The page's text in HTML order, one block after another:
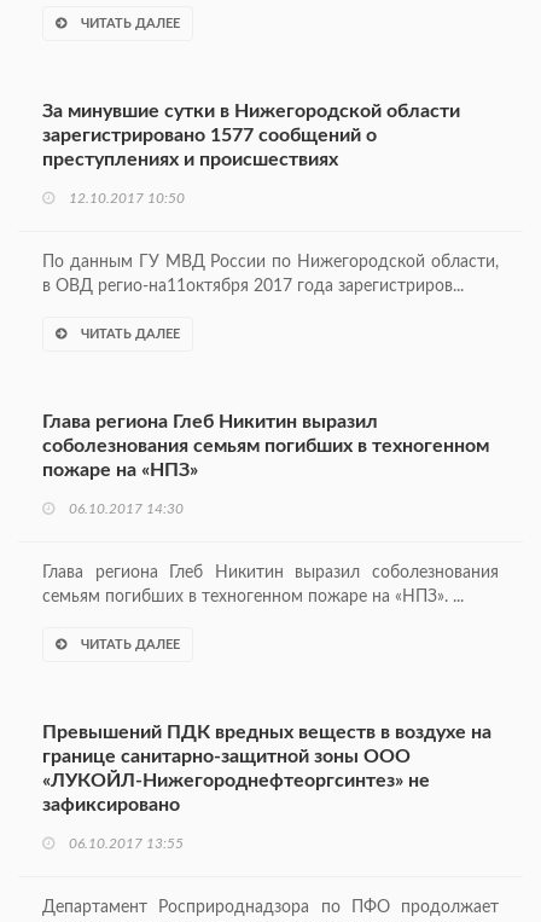
ЧИТАТЬ ДАЛЕЕ
За минувшие сутки в Нижегородской области
зарегистрировано 1577 сообщений о
преступлениях и происшествиях
12.10.2017 10:50
По данным ГУ МВД России по Нижегородской области,
в ОВД регио-на11октября 2017 года зарегистриров...
ЧИТАТЬ ДАЛЕЕ
Глава региона Глеб Никитин выразил
соболезнования семьям погибших в техногенном
пожаре на «НПЗ»
06.10.2017 14:30
Глава региона Глеб Никитин выразил соболезнования
семьям погибших в техногенном пожаре на «НПЗ». ...
ЧИТАТЬ ДАЛЕЕ
Превышений ПДК вредных веществ в воздухе на
границе санитарно-защитной зоны ООО
«ЛУКОЙЛ-Нижегороднефтеоргсинтез» не
зафиксировано
06.10.2017 13:55
Департамент Росприроднадзора по ПФО продолжает